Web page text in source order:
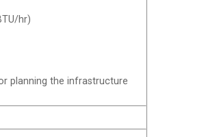
hr)
planning the infrastructure